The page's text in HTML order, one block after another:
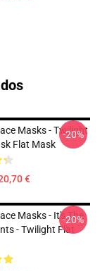
Masks - Twilight
Flat Mask
€
-20%
Masks - It's The
- Twilight Flat
-20%